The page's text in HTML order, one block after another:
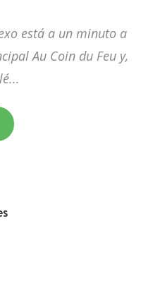
está a un minuto a
Au Coin du Feu y,